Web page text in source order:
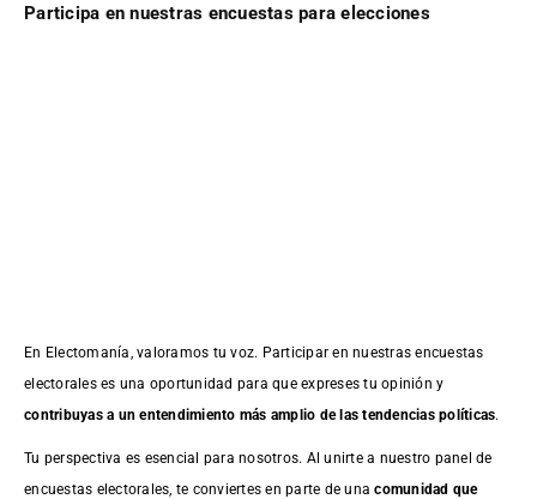
Participa en nuestras encuestas para elecciones
En Electomanía, valoramos tu voz. Participar en nuestras encuestas
electorales es una oportunidad para que expreses tu opinión y
contribuyas a un entendimiento más amplio de las tendencias políticas.
Tu perspectiva es esencial para nosotros. Al unirte a nuestro panel de
encuestas electorales, te conviertes en parte de unacomunidad que